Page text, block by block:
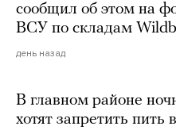
сообщил об этом на
ВСУ по складам
день назад
В главном районе
хотят запретить